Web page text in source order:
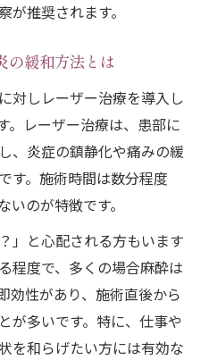
推奨されます。
の緩和方法とは
対しレーザー治療を導入し
。レーザー治療は、患部に
、炎症の鎮静化や痛みの緩
す。施術時間は数分程度
のが特徴です。
」と心配される方もいます
程度で、多くの場合麻酔は
効性があり、施術直後から
が多いです。特に、仕事や
を和らげたい方には有効な